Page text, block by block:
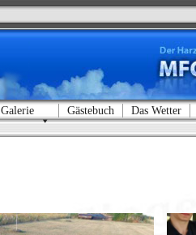
Galerie Gästebuch Das Wetter